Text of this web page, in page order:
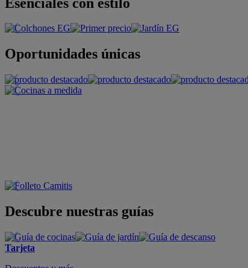
Oportunidades únicas
Descubre nuestras guías
Tarjeta